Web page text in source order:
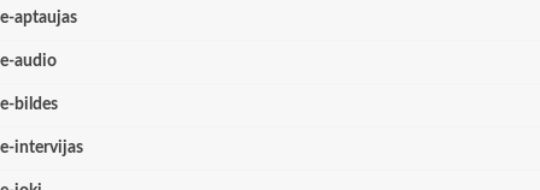
e-aptaujas
e-audio
e-bildes
e-intervijas